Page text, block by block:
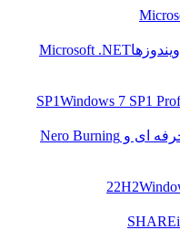
Microsoft .NET
Windows 7
Nero Burning